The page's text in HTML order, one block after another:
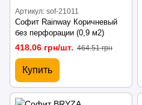
Артикул: sof-21011
Софит Rainway Коричневый
без перфорации (0,9 м2)
418.06 грн/шт. 464.51 грн
Купить